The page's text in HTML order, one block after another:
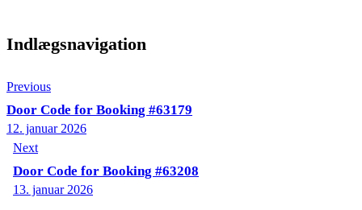
Indlægsnavigation
Previous
Door Code for Booking #63179
12. januar 2026
Next
Door Code for Booking #63208
13. januar 2026